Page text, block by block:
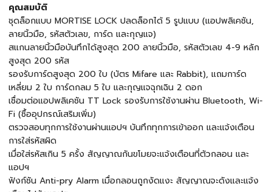
คุณสมบัติ
ชุดล็อกแบบ MORTISE LOCK ปลดล็อกได้ 5 รูปแบบ (แอปพลิเคชัน,
ลายนิ้วมือ, รหัสตัวเลข, การ์ด และกุญแจ)
สแกนลายนิ้วมือบันทึกได้สูงสุด 200 ลายนิ้วมือ, รหัสตัวเลข 4-9 หลัก
สูงสุด 200 รหัส
รองรับการ์ดสูงสุด 200 ใบ (บัตร Mifare และ Rabbit), แถมการ์ด
เหลี่ยม 2 ใบ การ์ดกลม 5 ใบ และกุญแจฉุกเฉิน 2 ดอก
เชื่อมต่อแอปพลิเคชัน TT Lock รองรับการใช้งานผ่าน Bluetooth, Wi-
Fi (ซื้ออุปกรณ์เสริมเพิ่ม)
ตรวจสอบทุกการใช้งานผ่านแอปฯ บันทึกทุกการเข้าออก และแจ้งเตือน
การใส่รหัสผิด
เมื่อใส่รหัสเกิน 5 ครั้ง สัญญาณกันขโมยจะแจ้งเตือนที่ตัวกลอน และ
แอปฯ
ฟังก์ชัน Anti-pry Alarm เมื่อกลอนถูกงัดแงะ สัญญาณจะดังและแจ้ง